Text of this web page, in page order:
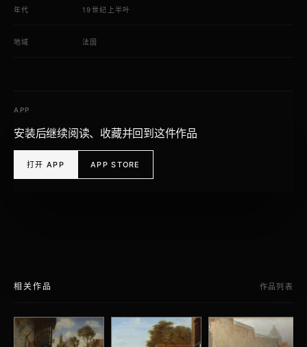
年代 19世纪上半叶
地域 法国
APP
安装后继续阅读、收藏并回到这件作品
打开 APP APP STORE
相关作品 作品列表